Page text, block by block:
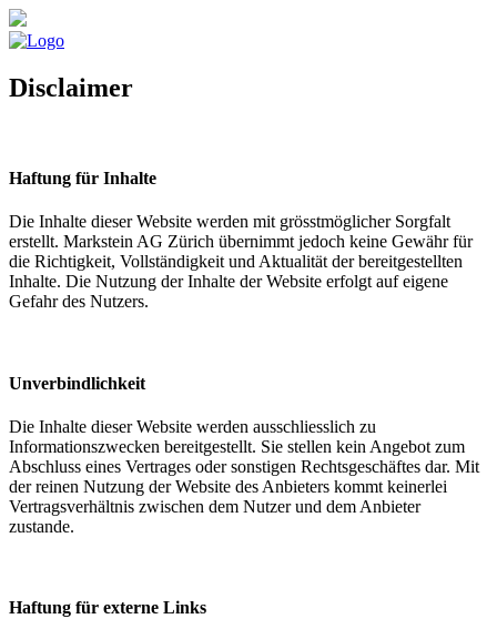
Disclaimer
Haftung für Inhalte
Die Inhalte dieser Website werden mit grösstmöglicher Sorgfalt
erstellt. Markstein AG Zürich übernimmt jedoch keine Gewähr für
die Richtigkeit, Vollständigkeit und Aktualität der bereitgestellten
Inhalte. Die Nutzung der Inhalte der Website erfolgt auf eigene
Gefahr des Nutzers.
Unverbindlichkeit
Die Inhalte dieser Website werden ausschliesslich zu
Informationszwecken bereitgestellt. Sie stellen kein Angebot zum
Abschluss eines Vertrages oder sonstigen Rechtsgeschäftes dar. Mit
der reinen Nutzung der Website des Anbieters kommt keinerlei
Vertragsverhältnis zwischen dem Nutzer und dem Anbieter
zustande.
Haftung für externe Links